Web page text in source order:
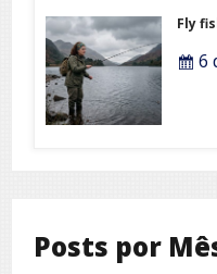
Fly
6
Posts por